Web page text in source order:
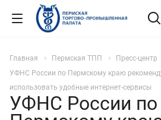
Главная Пермская ТПП Пресс-центр
УФНС России по Пермскому краю
использовать удобные интернет-сервисы
УФНС России по